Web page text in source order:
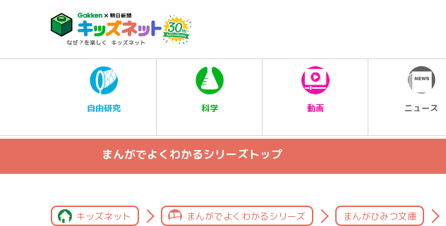
自由研究 科学 動画 ニュース
まんがでよくわかるシリーズトップ
キッズネット まんがでよくわかるシリーズ まんがひみつ文庫